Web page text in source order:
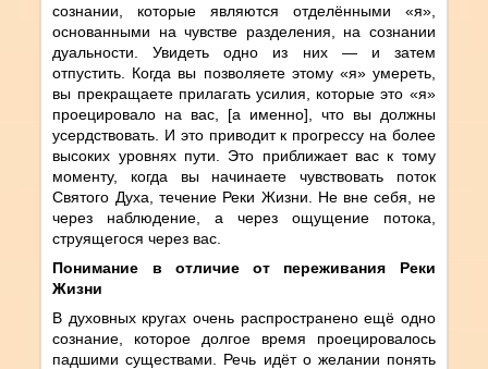
сознании, которые являются отделёнными «я»,
основанными на чувстве разделения, на сознании
дуальности. Увидеть одно из них — и затем
отпустить. Когда вы позволяете этому «я» умереть,
вы прекращаете прилагать усилия, которые это «я»
проецировало на вас, [а именно], что вы должны
усердствовать. И это приводит к прогрессу на более
высоких уровнях пути. Это приближает вас к тому
моменту, когда вы начинаете чувствовать поток
Святого Духа, течение Реки Жизни. Не вне себя, не
через наблюдение, а через ощущение потока,
струящегося через вас.
Понимание в отличие от переживания Реки
Жизни
В духовных кругах очень распространено ещё одно
сознание, которое долгое время проецировалось
падшими существами. Речь идёт о желании понять